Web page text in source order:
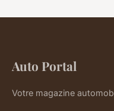
Auto Portal
Votre magazine